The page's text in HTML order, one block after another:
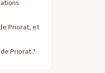
Priorat, et
Priorat ?